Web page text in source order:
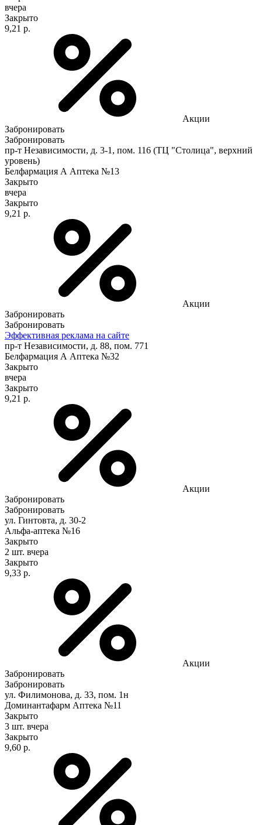
вчера
Закрыто
9,21 р.
Акции
Забронировать
Забронировать
пр-т Независимости, д. 3-1, пом. 116 (ТЦ "Столица", верхний
уровень)
Белфармация А Аптека №13
Закрыто
вчера
Закрыто
9,21 р.
Акции
Забронировать
Забронировать
Эффективная реклама на сайте
пр-т Независимости, д. 88, пом. 771
Белфармация А Аптека №32
Закрыто
вчера
Закрыто
9,21 р.
Акции
Забронировать
Забронировать
ул. Гинтовта, д. 30-2
Альфа-аптека №16
Закрыто
2 шт. вчера
Закрыто
9,33 р.
Акции
Забронировать
Забронировать
ул. Филимонова, д. 33, пом. 1н
Доминантафарм Аптека №11
Закрыто
3 шт. вчера
Закрыто
9,60 р.